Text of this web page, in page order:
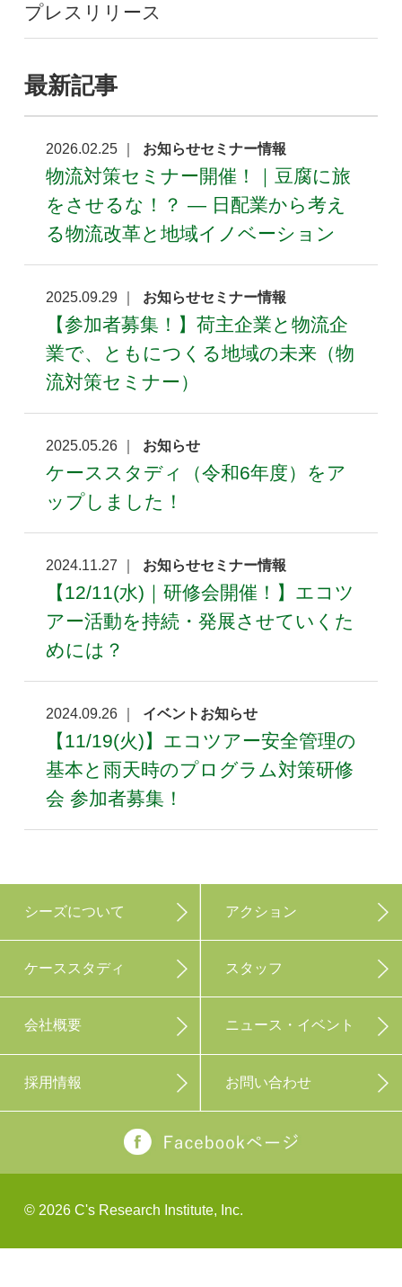
プレスリリース
最新記事
2026.02.25 ｜ お知らせセミナー情報
物流対策セミナー開催！｜豆腐に旅
をさせるな！？ ― 日配業から考え
る物流改革と地域イノベーション
2025.09.29 ｜ お知らせセミナー情報
【参加者募集！】荷主企業と物流企
業で、ともにつくる地域の未来（物
流対策セミナー）
2025.05.26 ｜ お知らせ
ケーススタディ（令和6年度）をア
ップしました！
2024.11.27 ｜ お知らせセミナー情報
【12/11(水)｜研修会開催！】エコツ
アー活動を持続・発展させていくた
めには？
2024.09.26 ｜ イベントお知らせ
【11/19(火)】エコツアー安全管理の
基本と雨天時のプログラム対策研修
会 参加者募集！
シーズについて アクション
ケーススタディ スタッフ
会社概要 ニュース・イベント
採用情報 お問い合わせ
© 2026 C's Research Institute, Inc.